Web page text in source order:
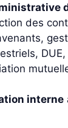
des
DUE,
interne